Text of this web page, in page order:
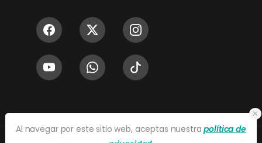
Al navegar por este sitio web, aceptas nuestrapolítica de